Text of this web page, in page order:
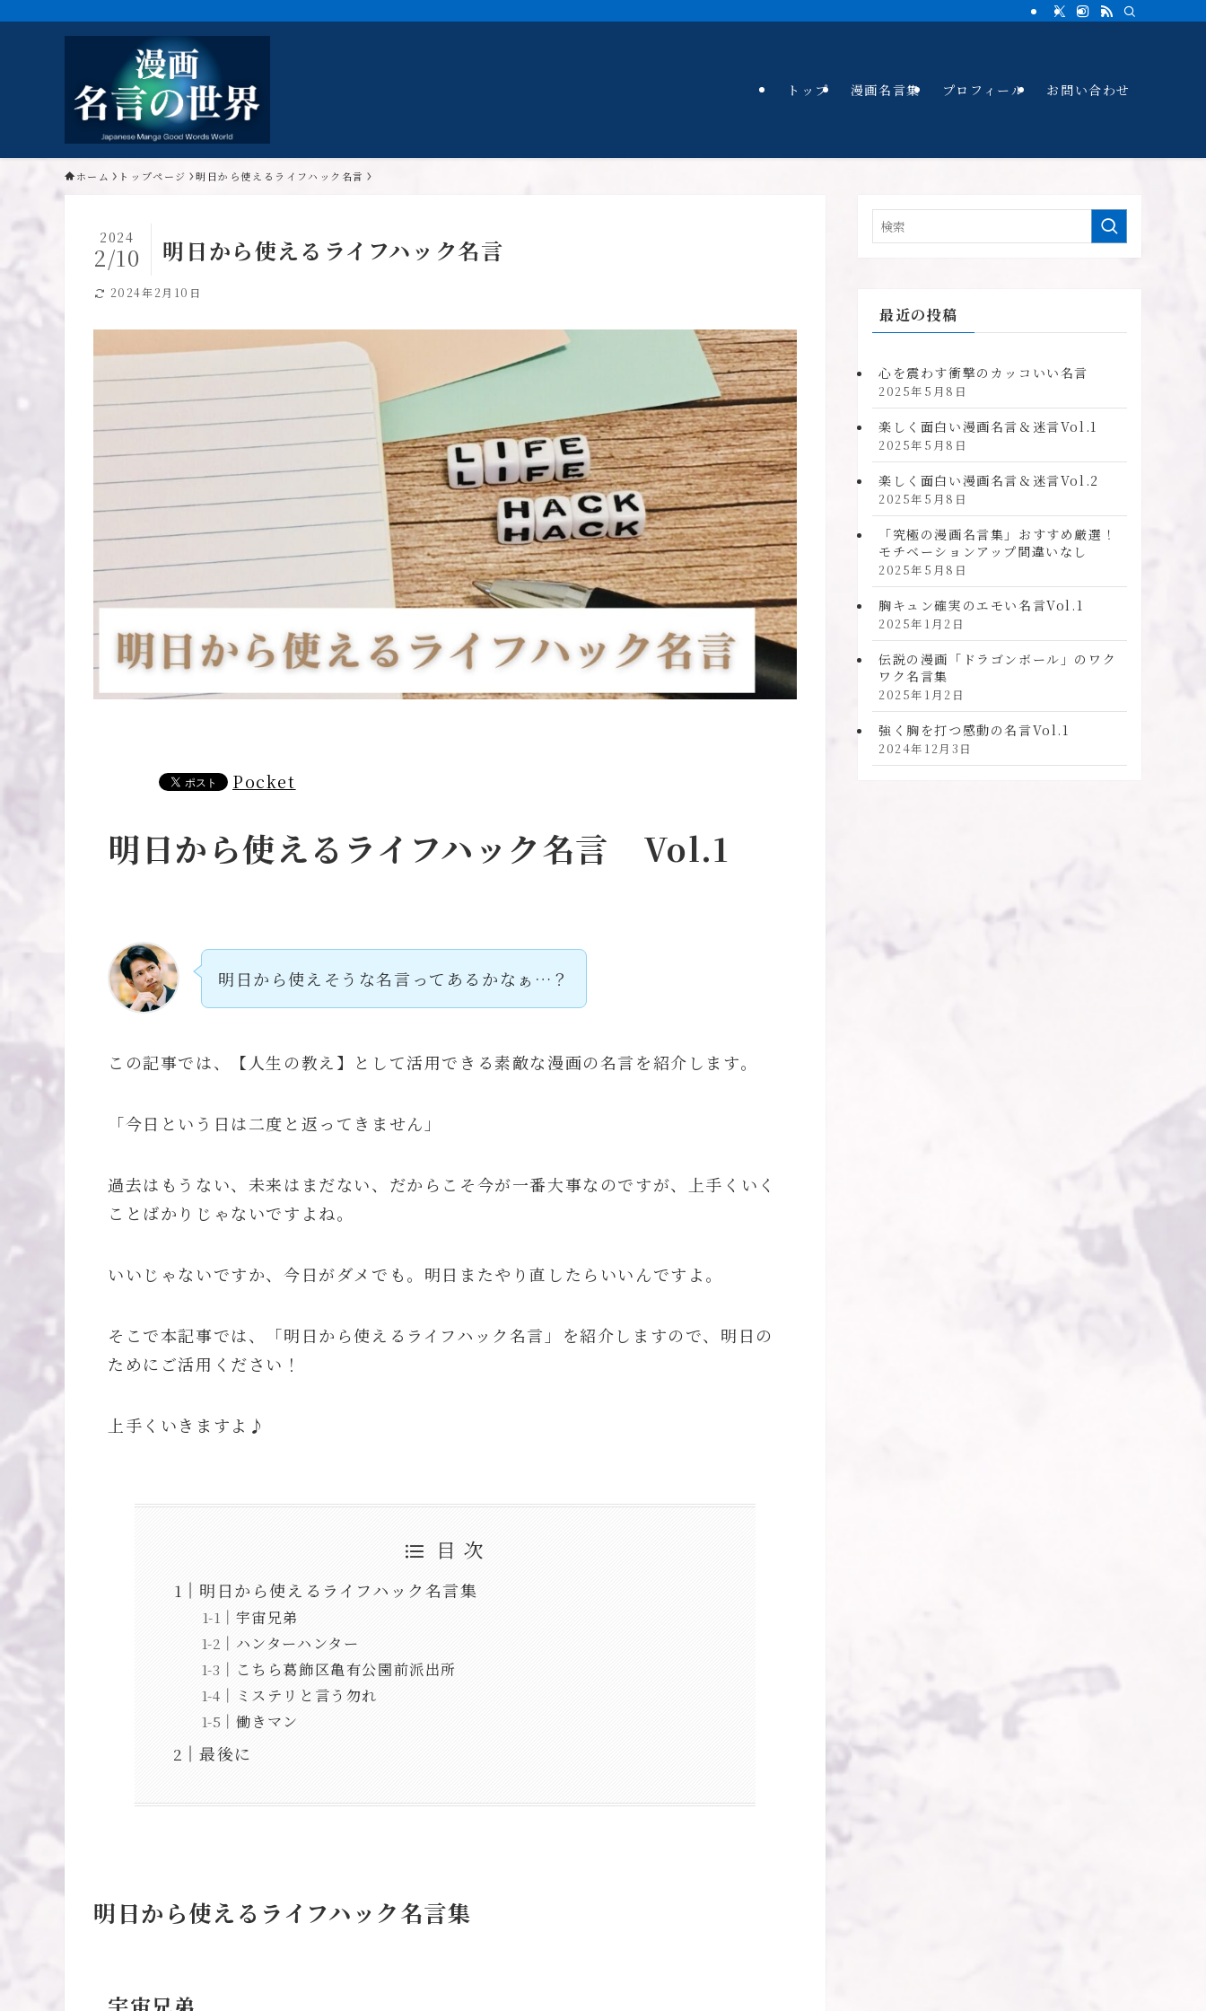
トップ 漫画名言集 プロフィール お問い合わせ
ホーム トップページ 明日から使えるライフハック名言
明日から使えるライフハック名言
2024
2/10
2024年2月10日
Pocket
明日から使えるライフハック名言 Vol.1
明日から使えそうな名言ってあるかなぁ…？
この記事では、【人生の教え】として活用できる素敵な漫画の名言を紹介します。
「今日という日は二度と返ってきません」
過去はもうない、未来はまだない、だからこそ今が一番大事なのですが、上手くいく
ことばかりじゃないですよね。
いいじゃないですか、今日がダメでも。明日またやり直したらいいんですよ。
そこで本記事では、「明日から使えるライフハック名言」を紹介しますので、明日の
ためにご活用ください！
上手くいきますよ♪
目 次
明日から使えるライフハック名言集
宇宙兄弟
ハンターハンター
こちら葛飾区亀有公園前派出所
ミステリと言う勿れ
働きマン
最後に
明日から使えるライフハック名言集
最近の投稿
心を震わす衝撃のカッコいい名言
2025年5月8日
楽しく面白い漫画名言＆迷言Vol.1
2025年5月8日
楽しく面白い漫画名言＆迷言Vol.2
2025年5月8日
「究極の漫画名言集」おすすめ厳選！
モチベーションアップ間違いなし
2025年5月8日
胸キュン確実のエモい名言Vol.1
2025年1月2日
伝説の漫画「ドラゴンボール」のワク
ワク名言集
2025年1月2日
強く胸を打つ感動の名言Vol.1
2024年12月3日